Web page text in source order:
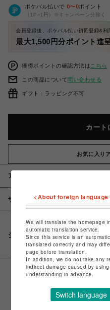
ポケパル払いで 0〜0ポイント
（1P=1円）※キャンペーン分除く
会員登録後、ポケパル払い初回登録&利
最大1,500円分ポイント進
獲得ポイントの確認方法は こちら
この商品について問い合わせる
ギフト：ラッピング不可
カート
お気に入り
アイテム説明 / 素材
サイズ
シェアする
<About foreign
We will translate the homepage
automatic translation service.
Since this service is an
translated correctly and may
page before translation.
In addition, we do not take any
indirect damage caused by
understanding in advance.
Switch language